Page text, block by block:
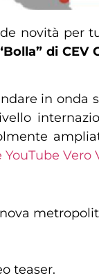
novità per
di CEV
in onda
YouTube Vero
teaser.